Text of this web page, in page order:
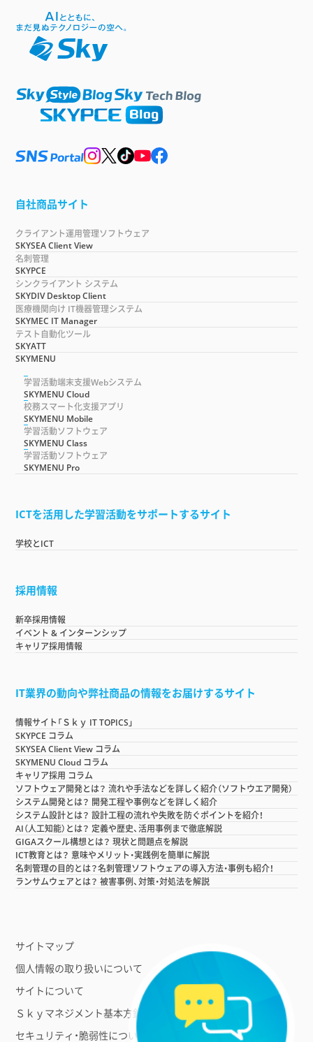
自社商品サイト
クライアント運用管理ソフトウェア
SKYSEA Client View
名刺管理
SKYPCE
シンクライアント システム
SKYDIV Desktop Client
医療機関向け IT機器管理システム
SKYMEC IT Manager
テスト自動化ツール
SKYATT
SKYMENU
学習活動端末支援Webシステム
SKYMENU Cloud
校務スマート化支援アプリ
SKYMENU Mobile
学習活動ソフトウェア
SKYMENU Class
学習活動ソフトウェア
SKYMENU Pro
ICTを活用した学習活動をサポートするサイト
学校とICT
採用情報
新卒採用情報
イベント & インターンシップ
キャリア採用情報
IT業界の動向や弊社商品の情報をお届けするサイト
情報サイト「Ｓｋｙ IT TOPICS」
SKYPCE コラム
SKYSEA Client View コラム
SKYMENU Cloud コラム
キャリア採用 コラム
ソフトウェア開発とは？ 流れや手法などを詳しく紹介（ソフトウエア開発）
システム開発とは？ 開発工程や事例などを詳しく紹介
システム設計とは？ 設計工程の流れや失敗を防ぐポイントを紹介！
AI（人工知能）とは？ 定義や歴史、活用事例まで徹底解説
GIGAスクール構想とは？ 現状と問題点を解説
ICT教育とは？ 意味やメリット・実践例を簡単に解説
名刺管理の目的とは？名刺管理ソフトウェアの導入方法・事例も紹介！
ランサムウェアとは？ 被害事例、対策・対処法を解説
サイトマップ
個人情報の取り扱いについて
サイトについて
Ｓｋｙマネジメント基本方針
セキュリティ・脆弱性について